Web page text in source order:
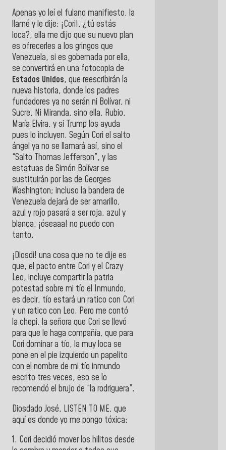
Apenas yo leí el fulano manifiesto, la
llamé y le dije: ¡Cori!, ¿tú estás
loca?, ella me dijo que su nuevo plan
es ofrecerles a los gringos que
Venezuela, si es gobernada por ella,
se convertirá en una fotocopia de
Estados Unidos, que reescribirán la
nueva historia, donde los padres
fundadores ya no serán ni Bolívar, ni
Sucre, Ni Miranda, sino ella, Rubio,
María Elvira, y si Trump los ayuda
pues lo incluyen. Según Cori el salto
ángel ya no se llamará así, sino el
“Salto Thomas Jefferson”, y las
estatuas de Simón Bolívar se
sustituirán por las de Georges
Washington; incluso la bandera de
Venezuela dejará de ser amarillo,
azul y rojo pasará a ser roja, azul y
blanca, ¡óseaaa! no puedo con
tanto.
¡Diosdi! una cosa que no te dije es
que, el pacto entre Cori y el Crazy
Leo, incluye compartir la patria
potestad sobre mi tío el Inmundo,
es decir, tío estará un ratico con Cori
y un ratico con Leo. Pero me contó
la chepi, la señora que Cori se llevó
para que le haga compañía, que para
Cori dominar a tío, la muy loca se
pone en el pie izquierdo un papelito
con el nombre de mi tío inmundo
escrito tres veces, eso se lo
recomendó el brujo de “la rodriguera”.
Diosdado José, LISTEN TO ME, que
aquí es donde yo me pongo tóxica:
1. Cori decidió mover los hilitos desde